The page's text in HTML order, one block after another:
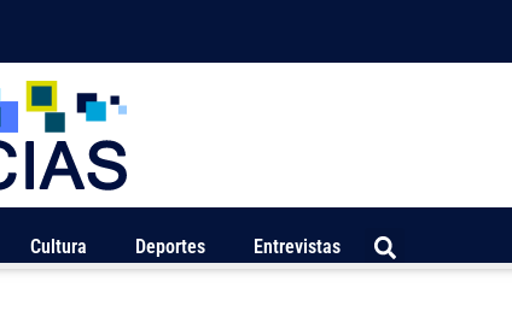
Cultura Deportes Entrevistas